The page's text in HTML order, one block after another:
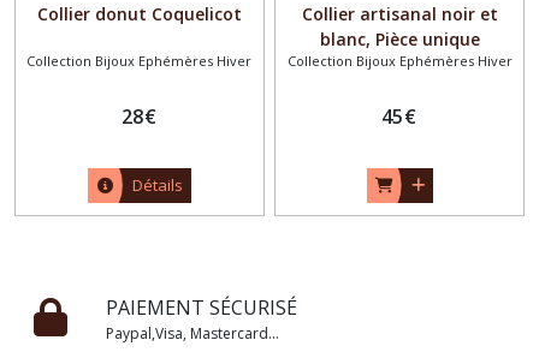
Collier donut Coquelicot
Collection Bijoux Ephémères Hiver
28€
Détails
Collier artisanal noir et
blanc, Pièce unique
Collection Bijoux Ephémères Hiver
45€
PAIEMENT SÉCURISÉ
Paypal,Visa, Mastercard...